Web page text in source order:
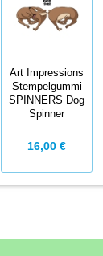
Art Impressions
Stempelgummi
SPINNERS Dog
Spinner
16,00 €